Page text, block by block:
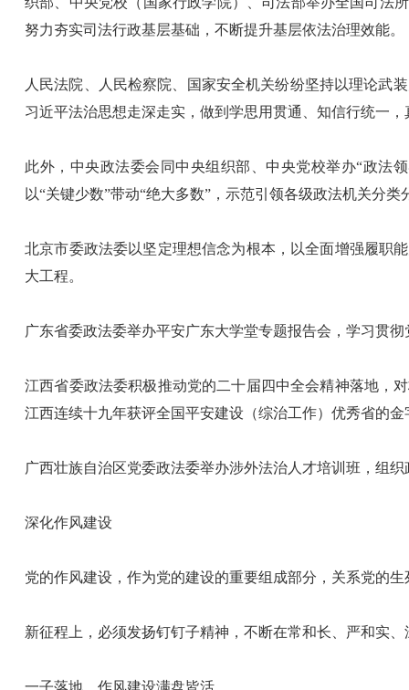
努力夯实司法行政基层基础，不断提升基层依法治理效能。
人民法院、人民检察院、国家安全机关纷纷坚持以理论武
习近平法治思想走深走实，做到学思用贯通、知信行统一
此外，中央政法委会同中央组织部、中央党校举办“政法
以“关键少数”带动“绝大多数”，示范引领各级政法机关分类
北京市委政法委以坚定理想信念为根本，以全面增强履职
大工程。
广东省委政法委举办平安广东大学堂专题报告会，学习贯
江西省委政法委积极推动党的二十届四中全会精神落地，
江西连续十九年获评全国平安建设（综治工作）优秀省的金
广西壮族自治区党委政法委举办涉外法治人才培训班，组
深化作风建设
党的作风建设，作为党的建设的重要组成部分，关系党的
新征程上，必须发扬钉钉子精神，不断在常和长、严和实
一子落地，作风建设满盘皆活。